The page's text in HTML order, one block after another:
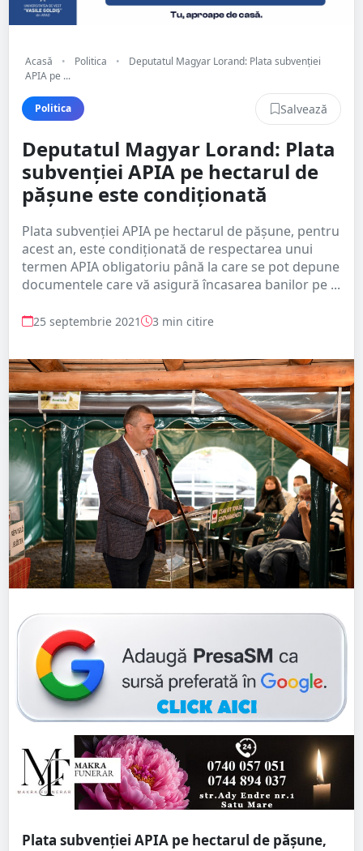
Acasă • Politica •
Deputatul Magyar Lorand: Plata subvenției
APIA pe ...
Politica Salvează
Deputatul Magyar Lorand: Plata
subvenției APIA pe hectarul de
pășune este condiționată
Plata subvenției APIA pe hectarul de pășune, pentru
acest an, este condiționată de respectarea unui
termen APIA obligatoriu până la care se pot depune
documentele care vă asigură încasarea banilor pe ...
25 septembrie 2021 3 min citire
Plata subvenției APIA pe hectarul de pășune,